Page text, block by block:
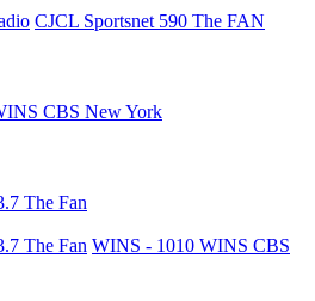
CJCL Sportsnet 590 The FAN
CBS New York
The Fan
The Fan WINS - 1010 WINS CBS